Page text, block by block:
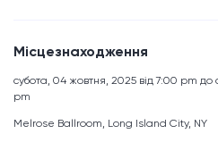
Місцезнаходження
субота, 04 жовтня, 2025 від 7:00 pm
pm
Melrose Ballroom, Long Island City, NY